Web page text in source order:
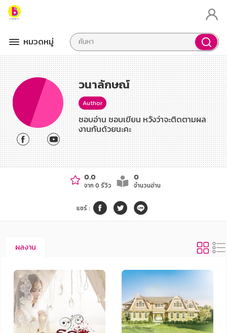
หมวดหมู่
วนาลักษณ์
Author
ชอบอ่าน ชอบเขียน หวังว่าจะติดตามผล
งานกันด้วยนะคะ
0.0
จาก 0 รีวิว
0
จำนวนอ่าน
แชร์:
ผลงาน